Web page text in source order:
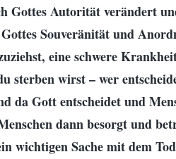
Gottes Autorität verändert
Souveränität und
eine schwere
sterben wirst – wer
da Gott entscheidet und
dann besorgt und
wichtigen Sache mit dem